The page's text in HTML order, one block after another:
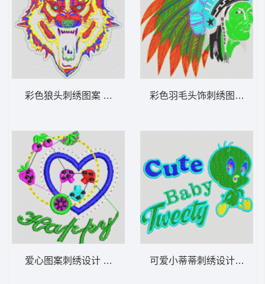
彩色狼头刺绣图案 狼头_复杂图案类
爱心图案刺绣设计 童装帖布字母图案
彩色羽毛头饰刺绣图案 法
可爱小蒂蒂刺绣设计 好看